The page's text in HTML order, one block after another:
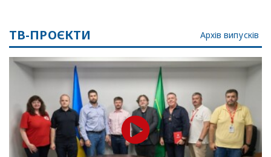
ТВ-ПРОЄКТИ Архів випусків